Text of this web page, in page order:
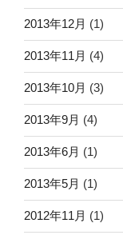
2013年12月 (1)
2013年11月 (4)
2013年10月 (3)
2013年9月 (4)
2013年6月 (1)
2013年5月 (1)
2012年11月 (1)